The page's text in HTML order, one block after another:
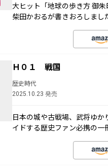
大ヒット「地球の歩き方 御
柴田かおるが書きおろしまし
Ｈ０１ 戦国
歴史時代
2025.10.23 発売
日本の城や古戦場、武将ゆ
イドする歴史ファン必携の一